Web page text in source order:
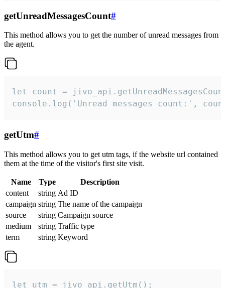
getUnreadMessagesCount#
This method allows you to get the number of unread messages from
the agent.
let count =
console.log('Unread messages count:',
getUtm#
This method allows you to get utm tags, if the website url contained
them at the time of the visitor's first site visit.
Name Type
Description
content
string Ad ID
campaign string The name of the campaign
source
string Campaign source
medium
string Traffic type
term
string Keyword
let utm = jivo_api.getUtm();